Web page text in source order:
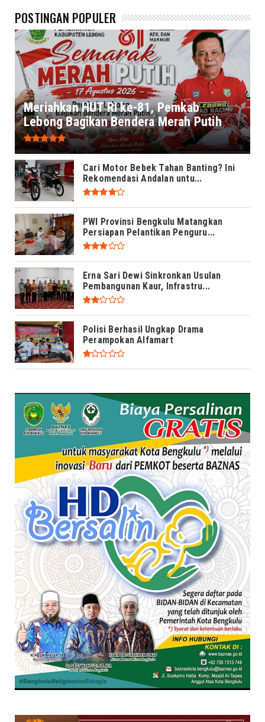
POSTINGAN POPULER
Meriahkan HUT RI ke-81, Pemkab
Lebong Bagikan Bendera Merah Putih
Cari Motor Bebek Tahan Banting? Ini
Rekomendasi Andalan untu...
PWI Provinsi Bengkulu Matangkan
Persiapan Pelantikan Penguru...
Erna Sari Dewi Sinkronkan Usulan
Pembangunan Kaur, Infrastru...
Polisi Berhasil Ungkap Drama
Perampokan Alfamart